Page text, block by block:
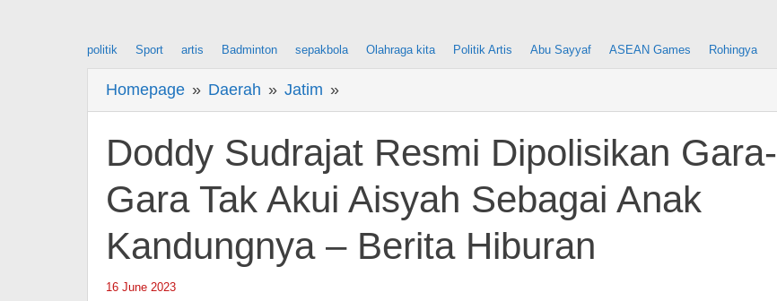
politik Sport artis Badminton sepakbola Olahraga kita Politik Artis Abu Sayyaf ASEAN Games Rohingya
Homepage » Daerah » Jatim »
Sudrajat
Resmi
Dipolisikan
Gara-
Gara
Tak
Akui
Doddy Sudrajat Resmi Dipolisikan Gara-
Gara Tak Akui Aisyah Sebagai Anak
Kandungnya – Berita Hiburan
16 June 2023